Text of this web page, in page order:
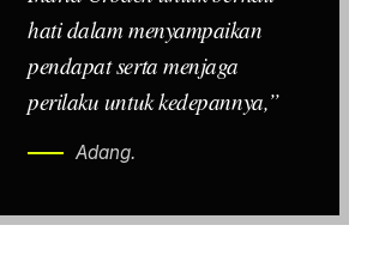
hati dalam menyampaikan
pendapat serta menjaga
perilaku untuk kedepannya,”
Adang.